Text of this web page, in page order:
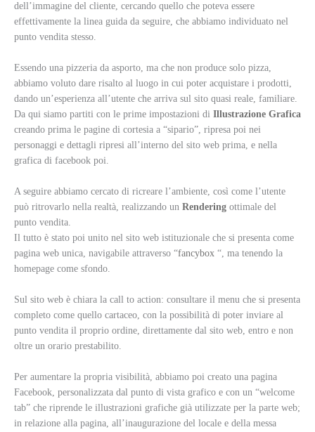
dell’immagine del cliente, cercando quello che poteva essere
effettivamente la linea guida da seguire, che abbiamo individuato nel
punto vendita stesso.
Essendo una pizzeria da asporto, ma che non produce solo pizza,
abbiamo voluto dare risalto al luogo in cui poter acquistare i prodotti,
dando un’esperienza all’utente che arriva sul sito quasi reale, familiare.
Da qui siamo partiti con le prime impostazioni di Illustrazione Grafica
creando prima le pagine di cortesia a “sipario”, ripresa poi nei
personaggi e dettagli ripresi all’interno del sito web prima, e nella
grafica di facebook poi.
A seguire abbiamo cercato di ricreare l’ambiente, così come l’utente
può ritrovarlo nella realtà, realizzando un Rendering ottimale del
punto vendita.
Il tutto è stato poi unito nel sito web istituzionale che si presenta come
pagina web unica, navigabile attraverso “fancybox “, ma tenendo la
homepage come sfondo.
Sul sito web è chiara la call to action: consultare il menu che si presenta
completo come quello cartaceo, con la possibilità di poter inviare al
punto vendita il proprio ordine, direttamente dal sito web, entro e non
oltre un orario prestabilito.
Per aumentare la propria visibilità, abbiamo poi creato una pagina
Facebook, personalizzata dal punto di vista grafico e con un “welcome
tab” che riprende le illustrazioni grafiche già utilizzate per la parte web;
in relazione alla pagina, all’inaugurazione del locale e della messa